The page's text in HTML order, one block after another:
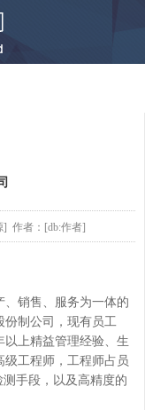
] 作者：[db:作者]
销售、服务为一体的
份制公司，现有员工
以上精益管理经验、生
级工程师，工程师占员
手段，以及高精度的